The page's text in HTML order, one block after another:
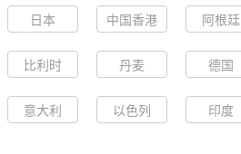
日本 中国香港 阿根廷
比利时 丹麦 德国
意大利 以色列 印度